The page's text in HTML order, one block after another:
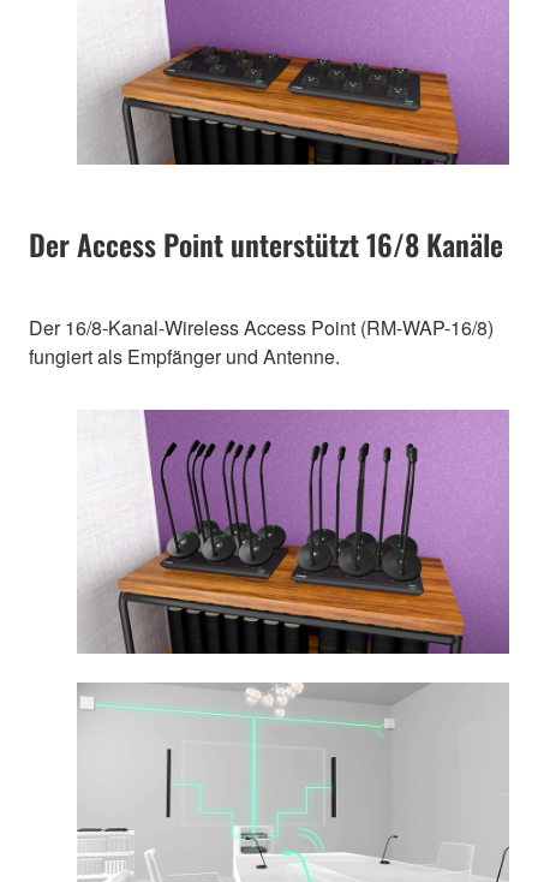
Der Access Point unterstützt 16/8 Kanäle
Der 16/8-Kanal-Wireless Access Point (RM-WAP-16/8)
fungiert als Empfänger und Antenne.